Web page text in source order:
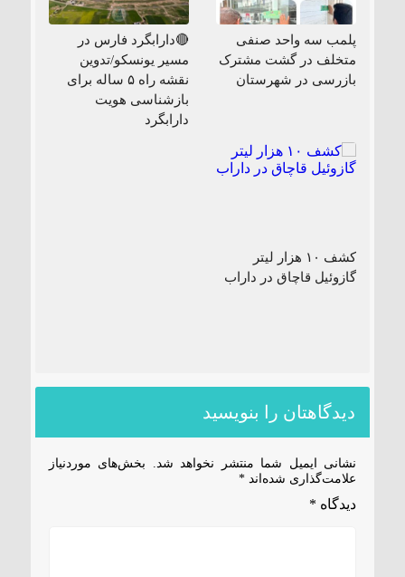
پلمب سه واحد صنفی
متخلف در گشت مشترک
بازرسی در شهرستان
🔴دارابگرد فارس در
مسیر یونسکو/تدوین
نقشه راه ۵ ساله برای
بازشناسی هویت
دارابگرد
کشف ۱۰ هزار لیتر
گازوئیل قاچاق در داراب
دیدگاهتان را بنویسید
نشانی ایمیل شما منتشر نخواهد شد.
بخش‌های موردنیاز
علامت‌گذاری شده‌اند *
دیدگاه *